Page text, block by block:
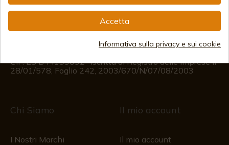
(+34)676 850 364
Informazioni per il cliente
CIF: ES B44193092 · Iscritta al Registro delle Imprese il
28/01/578, Foglio 242, 2003/670/N/07/08/2003
Chi Siamo
I Nostri Marchi
Il mio account
Il mio account
Accetta
Informativa sulla privacy e sui cookie